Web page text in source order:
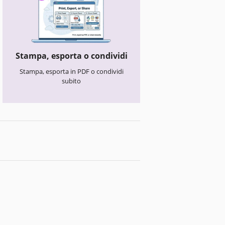
Stampa, esporta o condividi
Stampa, esporta in PDF o condividi
subito